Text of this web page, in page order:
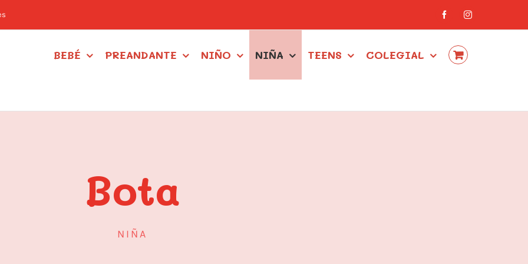
FacebookInstagram
BEBÉ PREANDANTE NIÑO NIÑA TEENS COLEGIAL
Bota
NIÑA